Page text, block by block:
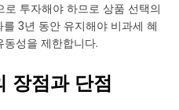
투자해야 하므로 상품 선택의
3년 동안 유지해야 비과세 혜
성을 제한합니다.
장점과 단점